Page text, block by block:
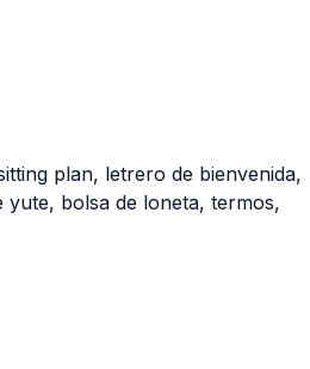
plan, letrero de bienvenida,
yute, bolsa de loneta, termos,